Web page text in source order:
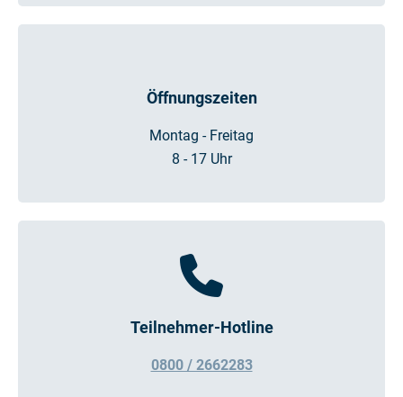
Öffnungszeiten
Montag - Freitag
8 - 17 Uhr
Teilnehmer-Hotline
0800 / 2662283